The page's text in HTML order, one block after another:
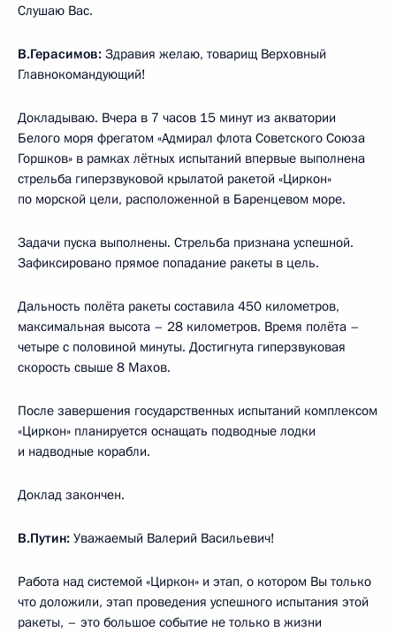
Слушаю Вас.
В.Герасимов: Здравия желаю, товарищ Верховный
Главнокомандующий!
Докладываю. Вчера в 7 часов 15 минут из акватории
Белого моря фрегатом «Адмирал флота Советского Союза
Горшков» в рамках лётных испытаний впервые выполнена
стрельба гиперзвуковой крылатой ракетой «Циркон»
по морской цели, расположенной в Баренцевом море.
Задачи пуска выполнены. Стрельба признана успешной.
Зафиксировано прямое попадание ракеты в цель.
Дальность полёта ракеты составила 450 километров,
максимальная высота – 28 километров. Время полёта –
четыре с половиной минуты. Достигнута гиперзвуковая
скорость свыше 8 Махов.
После завершения государственных испытаний комплексом
«Циркон» планируется оснащать подводные лодки
и надводные корабли.
Доклад закончен.
В.Путин: Уважаемый Валерий Васильевич!
Работа над системой «Циркон» и этап, о котором Вы только
что доложили, этап проведения успешного испытания этой
ракеты, – это большое событие не только в жизни